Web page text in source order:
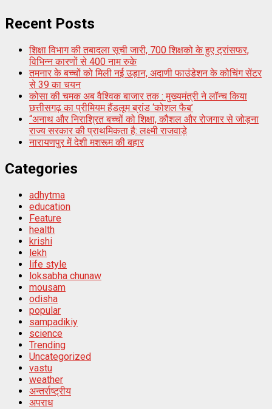
Recent Posts
शिक्षा विभाग की तबादला सूची जारी, 700 शिक्षको के हुए ट्रांसफर,
विभिन्न कारणों से 400 नाम रुके
तमनार के बच्चों को मिली नई उड़ान, अदाणी फाउंडेशन के कोचिंग सेंटर
से 39 का चयन
कोसा की चमक अब वैश्विक बाजार तक : मुख्यमंत्री ने लॉन्च किया
छत्तीसगढ़ का प्रीमियम हैंडलूम ब्रांड ‘कोशल फैब’
“अनाथ और निराश्रित बच्चों को शिक्षा, कौशल और रोजगार से जोड़ना
राज्य सरकार की प्राथमिकता है: लक्ष्मी राजवाड़े
नारायणपुर में देशी मशरूम की बहार
Categories
adhytma
education
Feature
health
krishi
lekh
life style
loksabha chunaw
mousam
odisha
popular
sampadikiy
science
Trending
Uncategorized
vastu
weather
अन्तर्राष्ट्रीय
अपराध